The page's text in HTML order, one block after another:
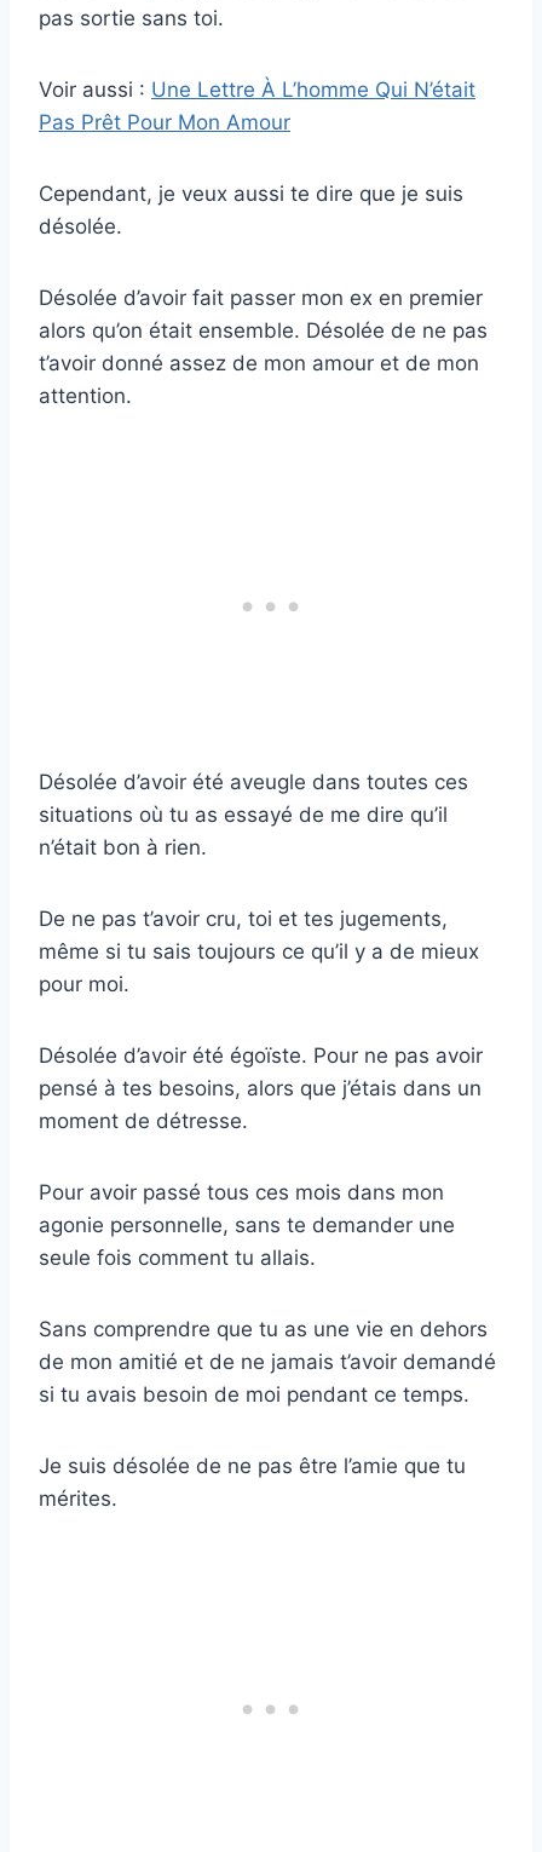
pas sortie sans toi.
Voir aussi : Une Lettre À L’homme Qui N’était
Pas Prêt Pour Mon Amour
Cependant, je veux aussi te dire que je suis
désolée.
Désolée d’avoir fait passer mon ex en premier
alors qu’on était ensemble. Désolée de ne pas
t’avoir donné assez de mon amour et de mon
attention.
Désolée d’avoir été aveugle dans toutes ces
situations où tu as essayé de me dire qu’il
n’était bon à rien.
De ne pas t’avoir cru, toi et tes jugements,
même si tu sais toujours ce qu’il y a de mieux
pour moi.
Désolée d’avoir été égoïste. Pour ne pas avoir
pensé à tes besoins, alors que j’étais dans un
moment de détresse.
Pour avoir passé tous ces mois dans mon
agonie personnelle, sans te demander une
seule fois comment tu allais.
Sans comprendre que tu as une vie en dehors
de mon amitié et de ne jamais t’avoir demandé
si tu avais besoin de moi pendant ce temps.
Je suis désolée de ne pas être l’amie que tu
mérites.